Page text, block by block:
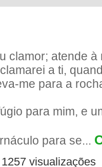
clamor; atende à
a ti,
me para a
para mim, e
para se...
1257 visualizações